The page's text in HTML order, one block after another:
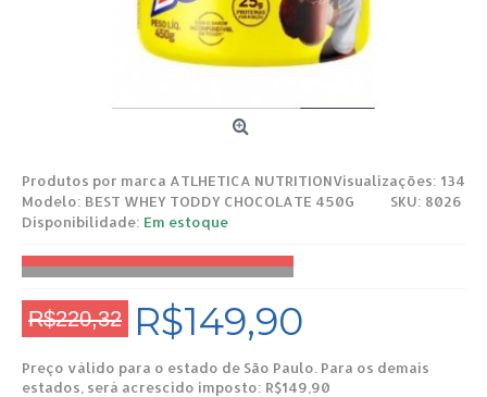
Visualizações: 134
Produtos por marca ATLHETICA NUTRITION
Modelo: BEST WHEY TODDY CHOCOLATE 450G
SKU: 8026
Disponibilidade: Em estoque
R$220,32 R$149,90
Preço válido para o estado de São Paulo. Para os demais
estados, será acrescido imposto: R$149,90